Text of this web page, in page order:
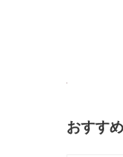
おすす